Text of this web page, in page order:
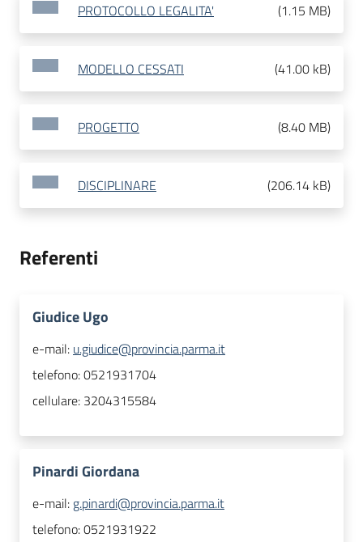
PROTOCOLLO LEGALITA' (1.15 MB)
MODELLO CESSATI (41.00 kB)
PROGETTO (8.40 MB)
DISCIPLINARE (206.14 kB)
Referenti
Giudice Ugo
e-mail: u.giudice@provincia.parma.it
telefono:0521931704
cellulare: 3204315584
Pinardi Giordana
e-mail: g.pinardi@provincia.parma.it
telefono:0521931922